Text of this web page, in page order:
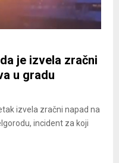
je izvela zračni
u gradu
izvela zračni napad na
incident za koji